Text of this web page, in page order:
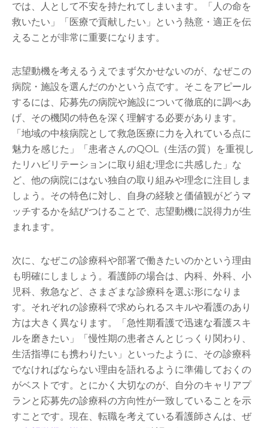
では、人として不安を持たれてしまいます。「人の命を
救いたい」「医療で貢献したい」という熱意・適正を伝
えることが非常に重要になります。
志望動機を考えるうえでまず欠かせないのが、なぜこの
病院・施設を選んだのかという点です。そこをアピール
するには、応募先の病院や施設について徹底的に調べあ
げ、その機関の特色を深く理解する必要があります。
「地域の中核病院として救急医療に力を入れている点に
魅力を感じた」「患者さんのQOL（生活の質）を重視し
たリハビリテーションに取り組む理念に共感した」な
ど、他の病院にはない独自の取り組みや理念に注目しま
しょう。その特色に対し、自身の経験と価値観がどうマ
ッチするかを結びつけることで、志望動機に説得力が生
まれます。
次に、なぜこの診療科や部署で働きたいのかという理由
も明確にしましょう。看護師の場合は、内科、外科、小
児科、救急など、さまざまな診療科を選ぶ形になりま
す。それぞれの診療科で求められるスキルや看護のあり
方は大きく異なります。「急性期看護で迅速な看護スキ
ルを磨きたい」「慢性期の患者さんとじっくり関わり、
生活指導にも携わりたい」といったように、その診療科
でなければならない理由を語れるように準備しておくの
がベストです。とにかく大切なのが、自分のキャリアプ
ランと応募先の診療科の方向性が一致していることを示
すことです。現在、転職を考えている看護師さんは、ぜ